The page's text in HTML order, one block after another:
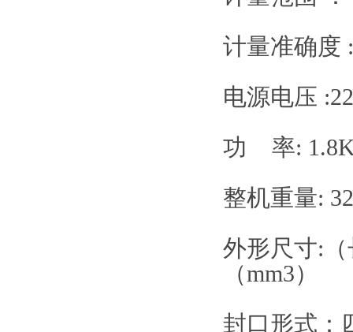
计量准确度
电源电压
功 率:
整机重量:
外形尺寸:
（mm3）
封口形式：